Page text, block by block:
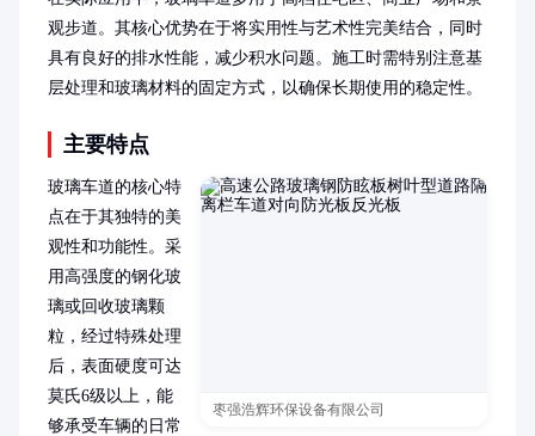
观步道。其核心优势在于将实用性与艺术性完美结合，同时
具有良好的排水性能，减少积水问题。施工时需特别注意基
层处理和玻璃材料的固定方式，以确保长期使用的稳定性。
主要特点
枣强浩辉环保设备有限公司
玻璃车道的核心特
点在于其独特的美
观性和功能性。采
用高强度的钢化玻
璃或回收玻璃颗
粒，经过特殊处理
后，表面硬度可达
莫氏6级以上，能
够承受车辆的日常